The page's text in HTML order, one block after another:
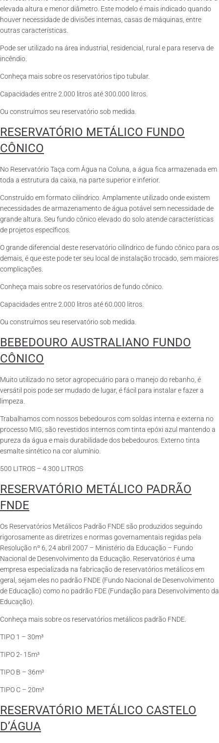
elevada altura e menor diâmetro. Este modelo é mais indicado quando
houver necessidade de divisões internas, casas de máquinas, entre
outras características.
Pode ser utilizado na área industrial, residencial, rural e para reserva de
incêndio.
Conheça mais sobre os reservatórios tipo tubular.
Capacidades entre 2.000 litros até 300.000 litros.
Ou construímos seu reservatório sob medida.
RESERVATÓRIO METÁLICO FUNDO
CÔNICO
No Reservatório Taça com Água na Coluna, a água fica armazenada em
toda a estrutura da caixa, na parte superior e inferior.
Construído em formato cilíndrico. Amplamente utilizado onde existem
necessidades de armazenamento de água potável sem necessidade de
grande altura. Seu fundo cônico elevado do solo atende características
de projetos específicos.
O grande diferencial deste reservatório cilíndrico de fundo cônico para os
demais, é que este pode ter seu local de instalação trocado, sem maiores
complicações.
Conheça mais sobre os reservatórios de fundo cônico.
Capacidades entre 2.000 litros até 60.000 litros.
Ou construímos seu reservatório sob medida.
BEBEDOURO AUSTRALIANO FUNDO
CÔNICO
Muito utilizado no setor agropecuário para o manejo do rebanho, é
versátil pois pode ser mudado de lugar, é fácil para instalar e fazer a
limpeza.
Trabalhamos com nossos bebedouros com soldas interna e externa no
processo MIG, são revestidos internos com tinta epóxi azul mantendo a
pureza da água e mais durabilidade dos bebedouros. Externo tinta
esmalte sintético na cor alumínio.
500 LITROS – 4.300 LITROS
RESERVATÓRIO METÁLICO PADRÃO
FNDE
Os Reservatórios Metálicos Padrão FNDE são produzidos seguindo
rigorosamente as diretrizes e normas governamentais regidas pela
Resolução nº 6, 24 abril 2007 – Ministério da Educação – Fundo
Nacional de Desenvolvimento da Educação. Reservatórios é uma
empresa especializada na fabricação de reservatórios metálicos em
geral, sejam eles no padrão FNDE (Fundo Nacional de Desenvolvimento
de Educação) como no padrão FDE (Fundação para Desenvolvimento da
Educação).
Conheça mais sobre os reservatórios metálicos padrão FNDE.
TIPO 1 – 30m³
TIPO 2- 15m³
TIPO B – 36m³
TIPO C – 20m³
RESERVATÓRIO METÁLICO CASTELO
D’ÁGUA